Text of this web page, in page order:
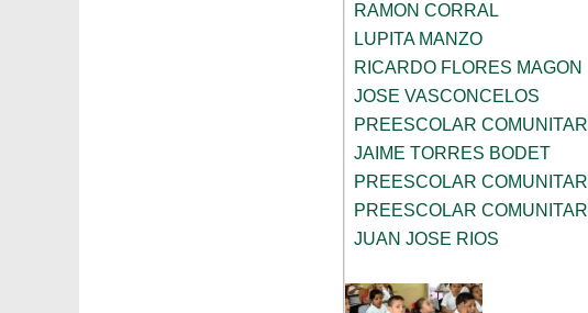
RAMON CORRAL
LUPITA MANZO
RICARDO FLORES MAGON
JOSE VASCONCELOS
PREESCOLAR
JAIME TORRES BODET
PREESCOLAR
PREESCOLAR
JUAN JOSE RIOS